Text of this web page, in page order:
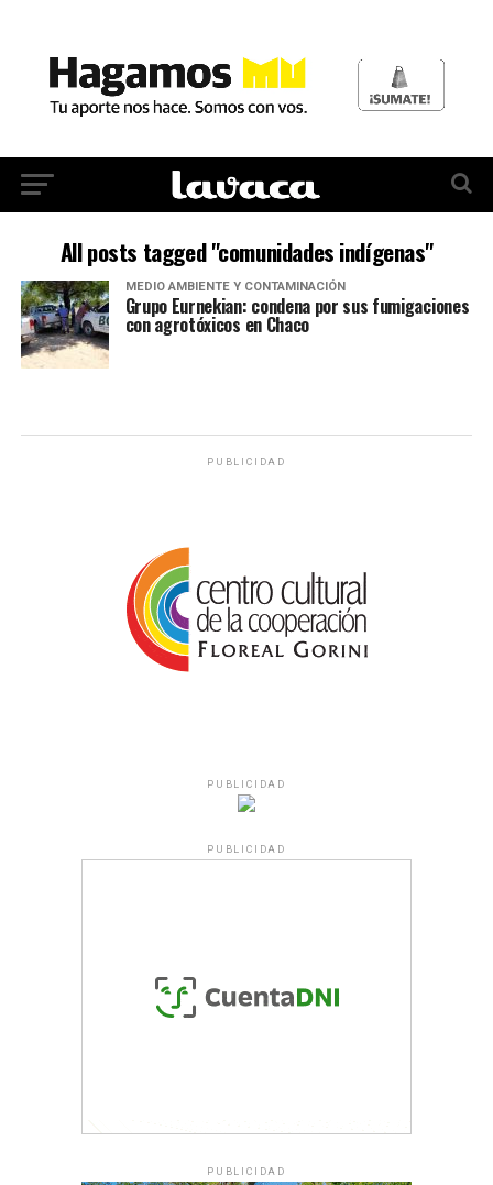
All posts tagged "comunidades indígenas"
MEDIO AMBIENTE Y CONTAMINACIÓN
Grupo Eurnekian: condena por sus fumigaciones
con agrotóxicos en Chaco
PUBLICIDAD
PUBLICIDAD
PUBLICIDAD
PUBLICIDAD